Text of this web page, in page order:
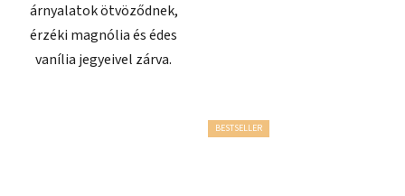
árnyalatok ötvöződnek,
érzéki magnólia és édes
vanília jegyeivel zárva.
BESTSELLER